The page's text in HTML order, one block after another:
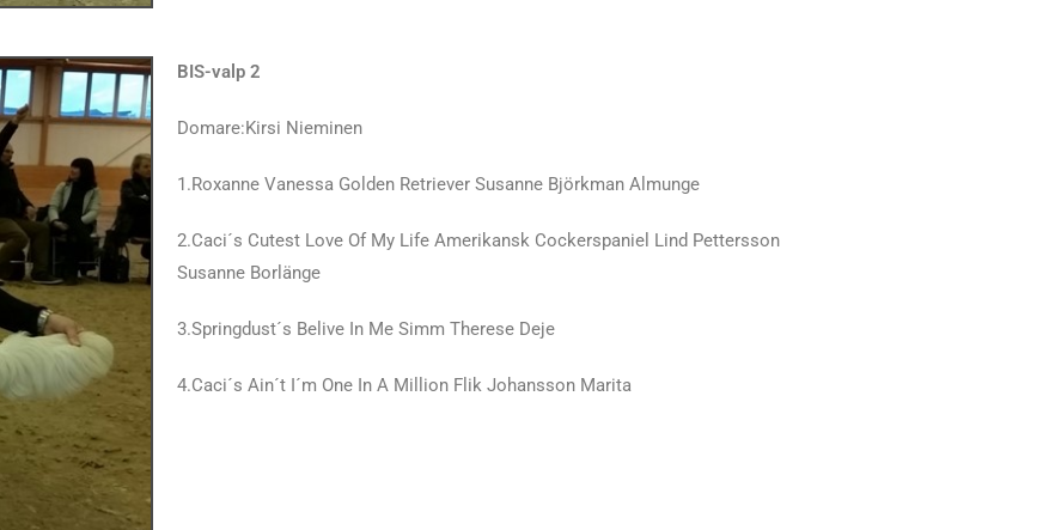
BIS-valp 2
Domare:Kirsi Nieminen
1.Roxanne Vanessa Golden Retriever Susanne Björkman Almunge
2.Caci´s Cutest Love Of My Life Amerikansk Cockerspaniel Lind Pettersson
Susanne Borlänge
3.Springdust´s Belive In Me Simm Therese Deje
4.Caci´s Ain´t I´m One In A Million Flik Johansson Marita